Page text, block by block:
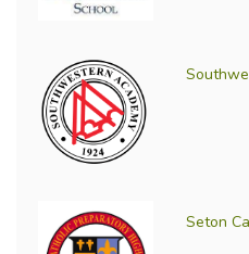
Seton